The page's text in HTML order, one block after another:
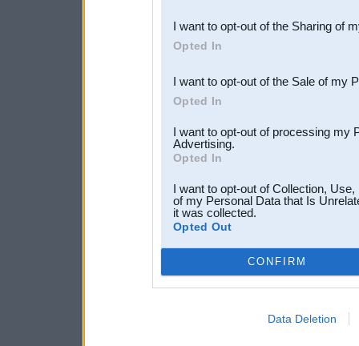
Downstream Participants
third parties.
I want to opt-out of the Sharing of
Opted In
I want to opt-out of the Sale of my
Opted In
I want to opt-out of processing my
Advertising.
Opted In
I want to opt-out of Collection,
of my Personal Data that Is
it was collected.
Opted Out
CONFIRM
Data Deletion